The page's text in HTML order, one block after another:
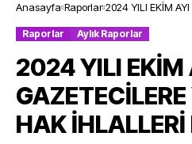
Anasayfa Raporlar 2024 YILI EKİM AYI
Raporlar Aylık Raporlar
2024 YILI EKİM
HAK İHLALLERİ